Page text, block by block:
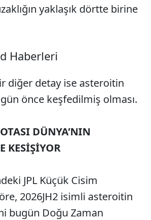
yaklaşık dörtte birine
Haberleri
diğer detay ise asteroitin
önce keşfedilmiş olması.
DÜNYA’NIN
KESİŞİYOR
JPL Küçük Cisim
2026JH2 isimli asteroitin
bugün Doğu Zaman